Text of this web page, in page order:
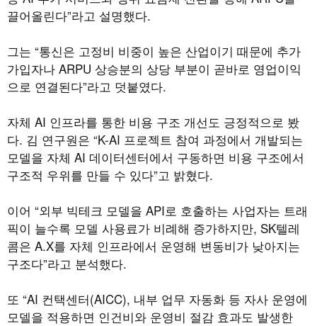
끌어올린다”라고 설명했다.
그는 “통신은 고정비 비중이 높은 산업이기 때문에 추가
가입자나 ARPU 상승분의 상당 부분이 곧바로 영업이익
으로 연결된다”라고 덧붙였다.
자체 AI 인프라를 통한 비용 구조 개선도 긍정적으로 봤
다. 김 연구원은 “K-AI 프로젝트 참여 과정에서 개발되는
모델을 자체 AI 데이터센터에서 구동하면 비용 구조에서
구조적 우위를 만들 수 있다”고 밝혔다.
이어 “외부 빅테크 모델을 API로 호출하는 사업자는 트래
픽이 늘수록 모델 사용료가 비례해 증가하지만, SK텔레
콤은 A.X를 자체 인프라에서 운영해 변동비가 낮아지는
구조다”라고 분석했다.
또 “AI 컨택센터(AICC), 내부 업무 자동화 등 자사 운영에
모델을 적용하면 인건비와 운영비 절감 효과도 발생한